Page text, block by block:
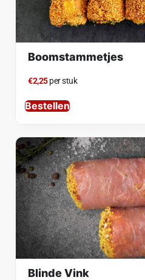
Boomstammetjes
€2,25per stuk
Bestellen
Blinde Vink